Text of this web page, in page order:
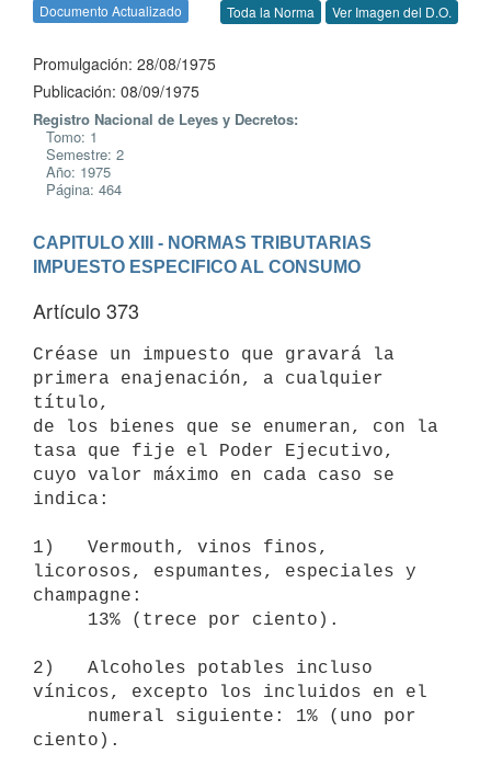
Documento Actualizado Toda la Norma Ver Imagen del D.O.
Promulgación: 28/08/1975
Publicación: 08/09/1975
Registro Nacional de Leyes y Decretos:
Tomo: 1
Semestre: 2
Año: 1975
Página: 464
CAPITULO XIII - NORMAS TRIBUTARIAS
IMPUESTO ESPECIFICO AL CONSUMO
Artículo 373
Créase un impuesto que gravará la
primera enajenación, a cualquier
título,
de los bienes que se enumeran, con la
tasa que fije el Poder Ejecutivo,
cuyo valor máximo en cada caso se
indica:
1)   Vermouth, vinos finos,
licorosos, espumantes, especiales y
champagne:
2)   Alcoholes potables incluso
vínicos, excepto los incluidos en el
ciento).